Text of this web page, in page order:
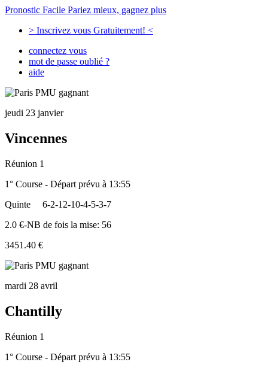
Pronostic Facile Pariez mieux, gagnez plus
> Inscrivez vous Gratuitement! <
connectez vous
mot de passe oublié ?
aide
jeudi 23 janvier
Vincennes
Réunion 1
1° Course - Départ prévu à 13:55
Quinte
6-2-12-10-4-5-3-7
2.0 €-NB de fois la mise: 56
3451.40 €
mardi 28 avril
Chantilly
Réunion 1
1° Course - Départ prévu à 13:55